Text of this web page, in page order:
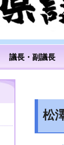
議長・副議長
松